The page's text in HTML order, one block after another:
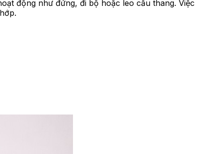
động như đứng, đi bộ hoặc leo cầu thang. Việc